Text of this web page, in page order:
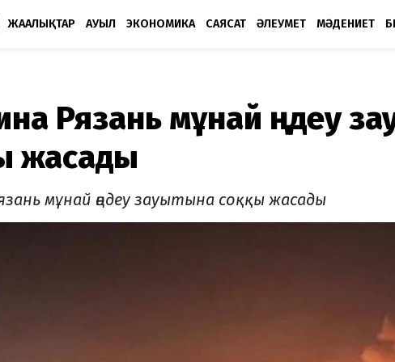
ЖАҢАЛЫҚТАР АУЫЛ ЭКОНОМИКА САЯСАТ ӘЛЕУМЕТ МӘДЕНИЕТ
Рязань мұнай өңдеу
жасады
мұнай өңдеу зауытына соққы жасады